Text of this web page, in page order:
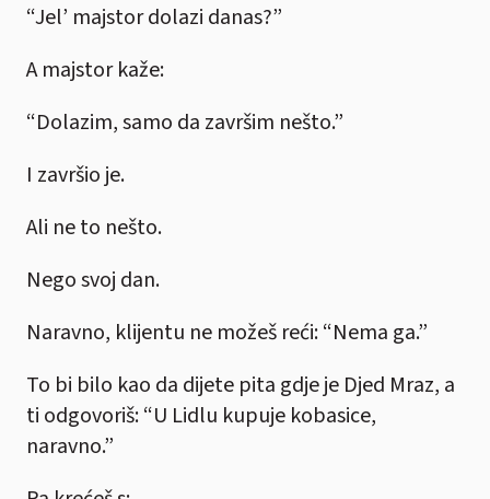
“Jel’ majstor dolazi danas?”
A majstor kaže:
“Dolazim, samo da završim nešto.”
I završio je.
Ali ne to nešto.
Nego svoj dan.
Naravno, klijentu ne možeš reći: “Nema ga.”
To bi bilo kao da dijete pita gdje je Djed Mraz, a
ti odgovoriš: “U Lidlu kupuje kobasice,
naravno.”